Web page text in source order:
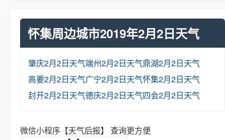
怀集周边城市2019年2月2日天气
肇庆2月2日天气端州2月2日天气鼎湖2月2日天气
高要2月2日天气广宁2月2日天气怀集2月2日天气
封开2月2日天气德庆2月2日天气四会2月2日天气
微信小程序【天气后报】 查询更方便